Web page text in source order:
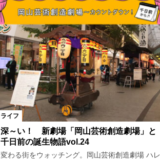
ライフ
深～い！ 新劇場「岡山芸術創造劇場」と
千日前の誕生物語vol.24
変わる街をウォッチング。岡山芸術創造劇場 ハレ